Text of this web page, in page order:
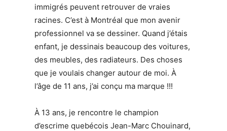
immigrés peuvent retrouver de vraies
racines. C’est à Montréal que mon avenir
professionnel va se dessiner. Quand j’étais
enfant, je dessinais beaucoup des voitures,
des meubles, des radiateurs. Des choses
que je voulais changer autour de moi. À
l’âge de 11 ans, j’ai conçu ma marque !!!
À 13 ans, je rencontre le champion
d’escrime quebécois Jean-Marc Chouinard,